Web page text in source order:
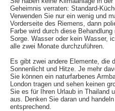
Geheimnis verraten: Standard-
Verwenden Sie nur ein wenig und
Vorderseite des Riemens, dann
Farbe wird durch diese
Sorge. Wasser oder kein Wasser,
alle zwei Monate durchzuführen.
Es gibt zwei andere Elemente, die
Sonnenlicht und Hitze. Je mehr
Sie können ein naturfarbenes
London tragen und sehen keinen
Sie es für Ihren Urlaub in Thailand
aus. Denken Sie daran und
entsprechend.